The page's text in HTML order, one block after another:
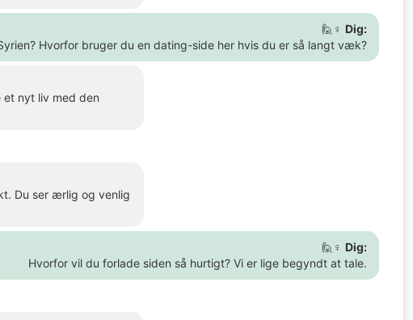
🙋♀️ Dig:
Hvorfor bruger du en dating-side her hvis du er så langt væk?
nyt liv med den
Du ser ærlig og venlig
🙋♀️ Dig:
Hvorfor vil du forlade siden så hurtigt? Vi er lige begyndt at tale.